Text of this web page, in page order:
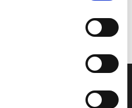
prisændringer i markedet.
produkter, som ikke kan